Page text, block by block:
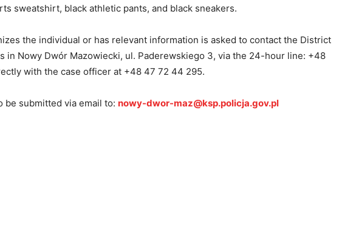
sweatshirt, black athletic pants, and black sneakers.
the individual or has relevant information is asked to contact the District
in Nowy Dwór Mazowiecki, ul. Paderewskiego 3, via the 24-hour line: +48
with the case officer at +48 47 72 44 295.
be submitted via email to: nowy-dwor-maz@ksp.policja.gov.pl